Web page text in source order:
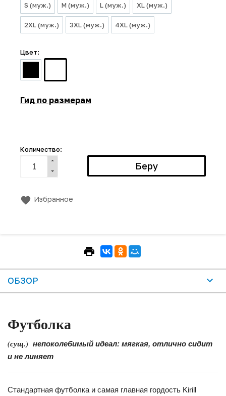
S (муж.) M (муж.) L (муж.) XL (муж.)
2XL (муж.) 3XL (муж.) 4XL (муж.)
Цвет:
Гид по размерам
Количество:
Избранное
ОБЗОР
Футболка
(сущ.) непоколебимый идеал: мягкая, отлично сидит
и не линяет
Стандартная футболка и самая главная гордость Kirill